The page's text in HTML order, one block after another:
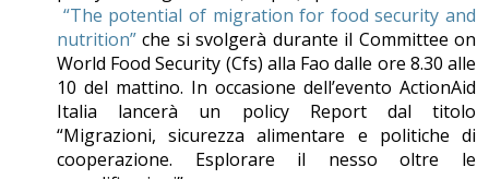
“The potential of migration for food security and
nutrition” che si svolgerà durante il Committee on
World Food Security (Cfs) alla Fao dalle ore 8.30 alle
10 del mattino. In occasione dell’evento ActionAid
Italia lancerà un policy Report dal titolo
“Migrazioni, sicurezza alimentare e politiche di
cooperazione. Esplorare il nesso oltre le